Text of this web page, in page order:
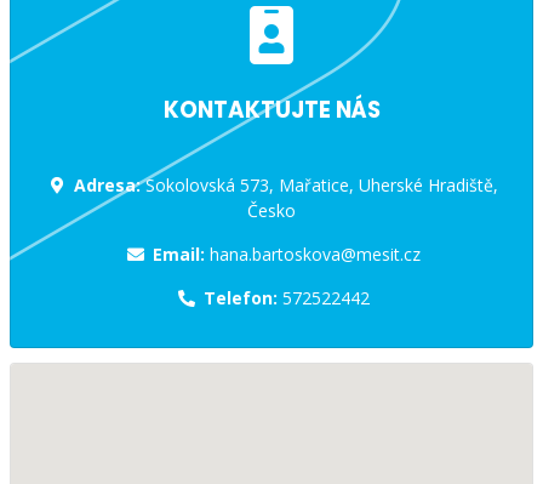
KONTAKTUJTE NÁS
Adresa:Sokolovská 573, Mařatice, Uherské Hradiště,
Česko
Email: hana.bartoskova@mesit.cz
Telefon: 572522442